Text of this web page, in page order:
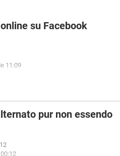
su Facebook
11:09
pur non essendo